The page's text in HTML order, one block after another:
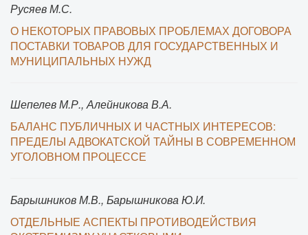
Русяев М.С.
О НЕКОТОРЫХ ПРАВОВЫХ ПРОБЛЕМАХ ДОГОВОРА
ПОСТАВКИ ТОВАРОВ ДЛЯ ГОСУДАРСТВЕННЫХ И
МУНИЦИПАЛЬНЫХ НУЖД
Шепелев М.Р., Алейникова В.А.
БАЛАНС ПУБЛИЧНЫХ И ЧАСТНЫХ ИНТЕРЕСОВ:
ПРЕДЕЛЫ АДВОКАТСКОЙ ТАЙНЫ В СОВРЕМЕННОМ
УГОЛОВНОМ ПРОЦЕССЕ
Барышников М.В., Барышникова Ю.И.
ОТДЕЛЬНЫЕ АСПЕКТЫ ПРОТИВОДЕЙСТВИЯ